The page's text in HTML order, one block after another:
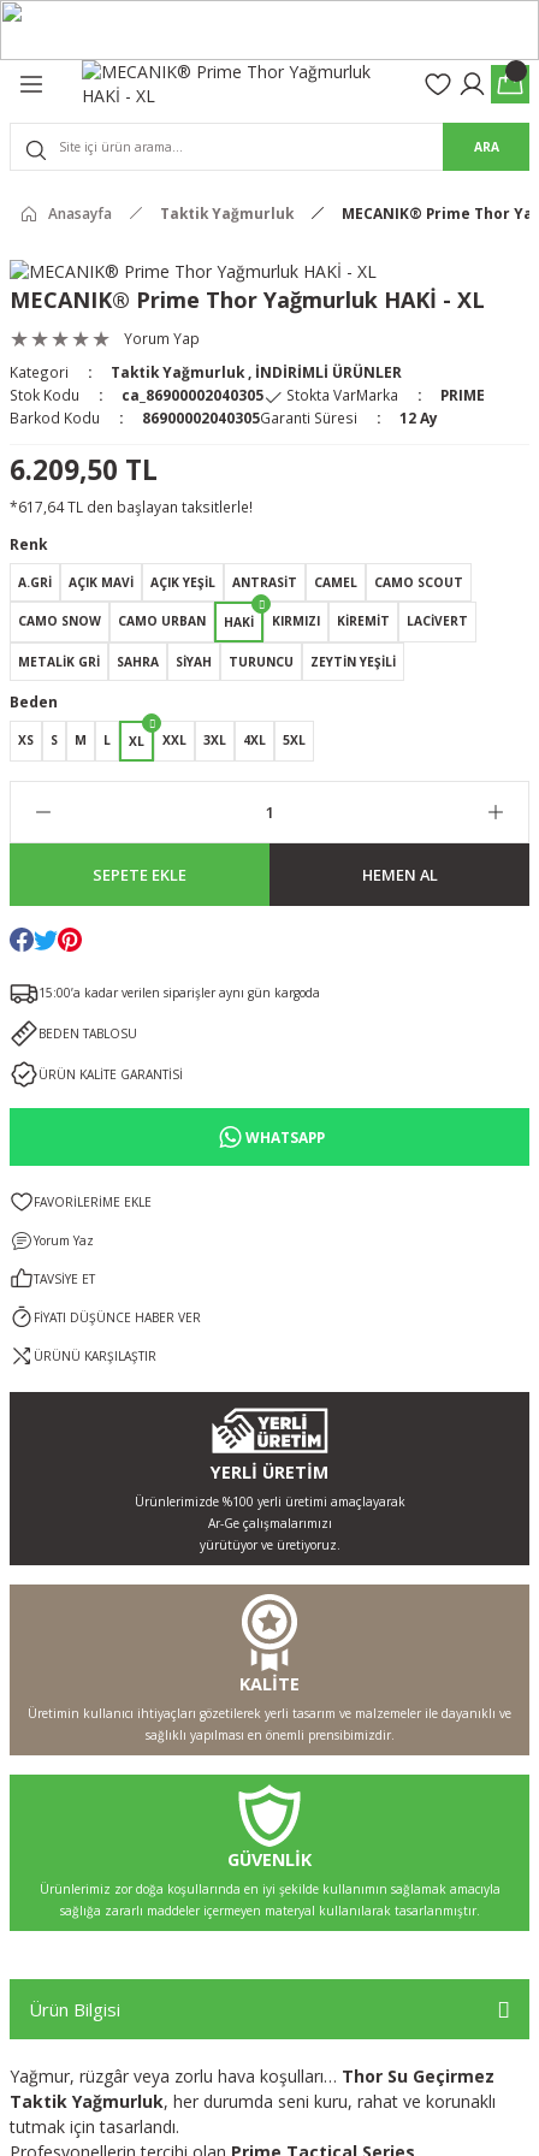
Pro Pantolon
Pantolon
& Kalkanlar
Well) ve Arka Kabzalar
ARA
Anasayfa Taktik Yağmurluk MECANIK® Prime Thor
MECANIK® Prime Thor Yağmurluk HAKİ - XL
Yorum Yap
Kategori
Taktik Yağmurluk
İNDİRİMLİ ÜRÜNLER
Stok Kodu
ca_86900002040305 Stokta VarMarka
PRIME
Barkod Kodu
86900002040305Garanti Süresi 12 Ay
6.209,50 TL
*617,64 TL den başlayan taksitlerle!
Renk
A.GRİ AÇIK MAVİ AÇIK YEŞİL ANTRASİT CAMEL CAMO SCOUT
CAMO SNOW CAMO URBAN HAKİ KIRMIZI KİREMİT LACİVERT
METALİK GRİ SAHRA SİYAH TURUNCU ZEYTİN YEŞİLİ
Beden
XS S M L XL XXL 3XL 4XL 5XL
SEPETE EKLE HEMEN AL
15:00’a kadar verilen siparişler aynı gün kargoda
BEDEN TABLOSU
ÜRÜN KALİTE GARANTİSİ
WHATSAPP
Yorum Yaz
TAVSİYE ET
FİYATI DÜŞÜNCE HABER VER
ÜRÜNÜ KARŞILAŞTIR
YERLİ ÜRETİM
Ürünlerimizde %100 yerli üretimi amaçlayarak
Ar-Ge çalışmalarımızı
yürütüyor ve üretiyoruz.
KALİTE
Üretimin kullanıcı ihtiyaçları gözetilerek yerli tasarım ve malzemeler ile dayanıklı ve
sağlıklı yapılması en önemli prensibimizdir.
GÜVENLİK
Ürünlerimiz zor doğa koşullarında en iyi şekilde kullanımın sağlamak amacıyla
sağlığa zararlı maddeler içermeyen materyal kullanılarak tasarlanmıştır.
Ürün Bilgisi
Yağmur, rüzgâr veya zorlu hava koşulları… Thor Su Geçirmez
Taktik Yağmurluk, her durumda seni kuru, rahat ve korunaklı
tutmak için tasarlandı.